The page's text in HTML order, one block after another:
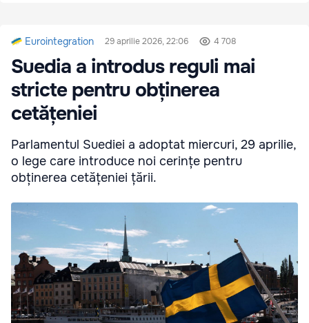
Eurointegration 29 aprilie 2026, 22:06 4 708
Suedia a introdus reguli mai
stricte pentru obținerea
cetățeniei
Parlamentul Suediei a adoptat miercuri, 29 aprilie,
o lege care introduce noi cerințe pentru
obținerea cetățeniei țării.